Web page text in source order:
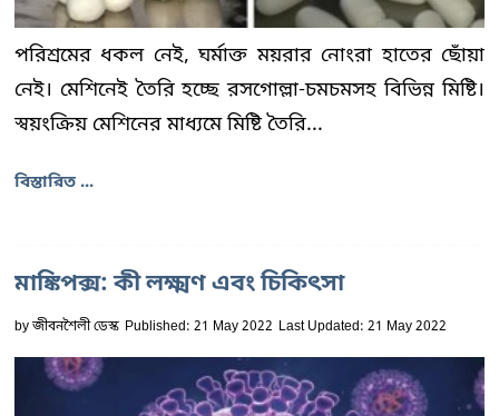
পরিশ্রমের ধকল নেই, ঘর্মাক্ত ময়রার নোংরা হাতের ছোঁয়া
নেই। মেশিনেই তৈরি হচ্ছে রসগোল্লা-চমচমসহ বিভিন্ন মিষ্টি।
স্বয়ংক্রিয় মেশিনের মাধ্যমে মিষ্টি তৈরি...
বিস্তারিত ...
মাঙ্কিপক্স: কী লক্ষ্মণ এবং চিকিৎসা
byজীবনশৈলী ডেস্ক Published: 21 May 2022 Last Updated: 21 May 2022